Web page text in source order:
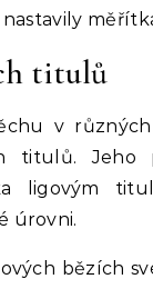
titulů
v
titulů.
ligovým
úrovni.
bězích